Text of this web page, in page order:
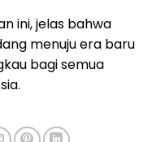
ini, jelas bahwa
menuju era baru
bagi semua